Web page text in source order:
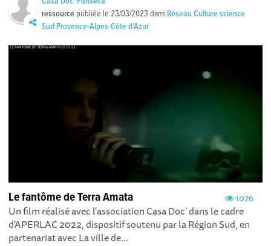
ressource publiée le23/03/2023 dans Réseau Culture science
Sud Provence-Alpes-Côte d'Azur
1076
Le fantôme de Terra Amata
Un film réalisé avec l'association Casa Doc' dans le cadre
d'APERLAC 2022, dispositif soutenu par la Région Sud, en
partenariat avec La ville de...